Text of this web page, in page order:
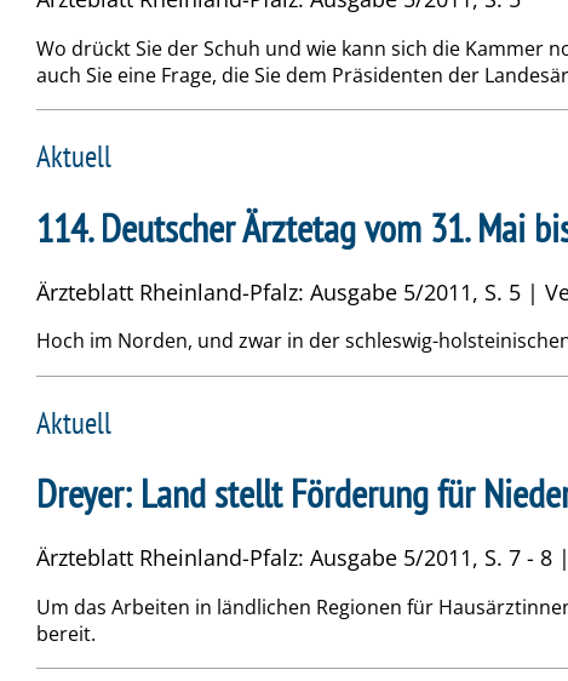
Wo drückt Sie der Schuh und wie kann sich die Kammer
auch Sie eine Frage, die Sie dem Präsidenten der
Aktuell
114. Deutscher Ärztetag vom 31. Mai
Ärzteblatt Rheinland-Pfalz: Ausgabe 5/2011, S. 5 |
Hoch im Norden, und zwar in der schleswig-
Aktuell
Dreyer: Land stellt Förderung für
Ärzteblatt Rheinland-Pfalz: Ausgabe 5/2011, S. 7 -
Um das Arbeiten in ländlichen Regionen für
bereit.